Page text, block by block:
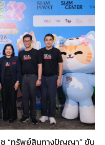
ชู “ทรัพย์สินทางปัญญา” ขับ